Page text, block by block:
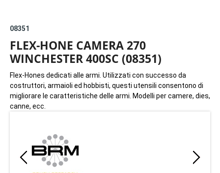
08351
FLEX-HONE CAMERA 270
WINCHESTER 400SC (08351)
Flex-Hones dedicati alle armi. Utilizzati con successo da
costruttori, armaioli ed hobbisti, questi utensili consentono di
migliorare le caratteristiche delle armi. Modelli per camere, dies,
canne, ecc.